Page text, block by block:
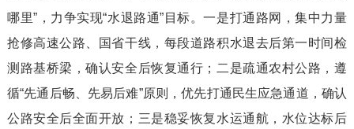
哪里”，力争实现“水退路通”目标。一是打通路网，集中力量
抢修高速公路、国省干线，每段道路积水退去后第一时间检
测路基桥梁，确认安全后恢复通行；二是疏通农村公路，遵
循“先通后畅、先易后难”原则，优先打通民生应急通道，确认
公路安全后全面开放；三是稳妥恢复水运通航，水位达标后